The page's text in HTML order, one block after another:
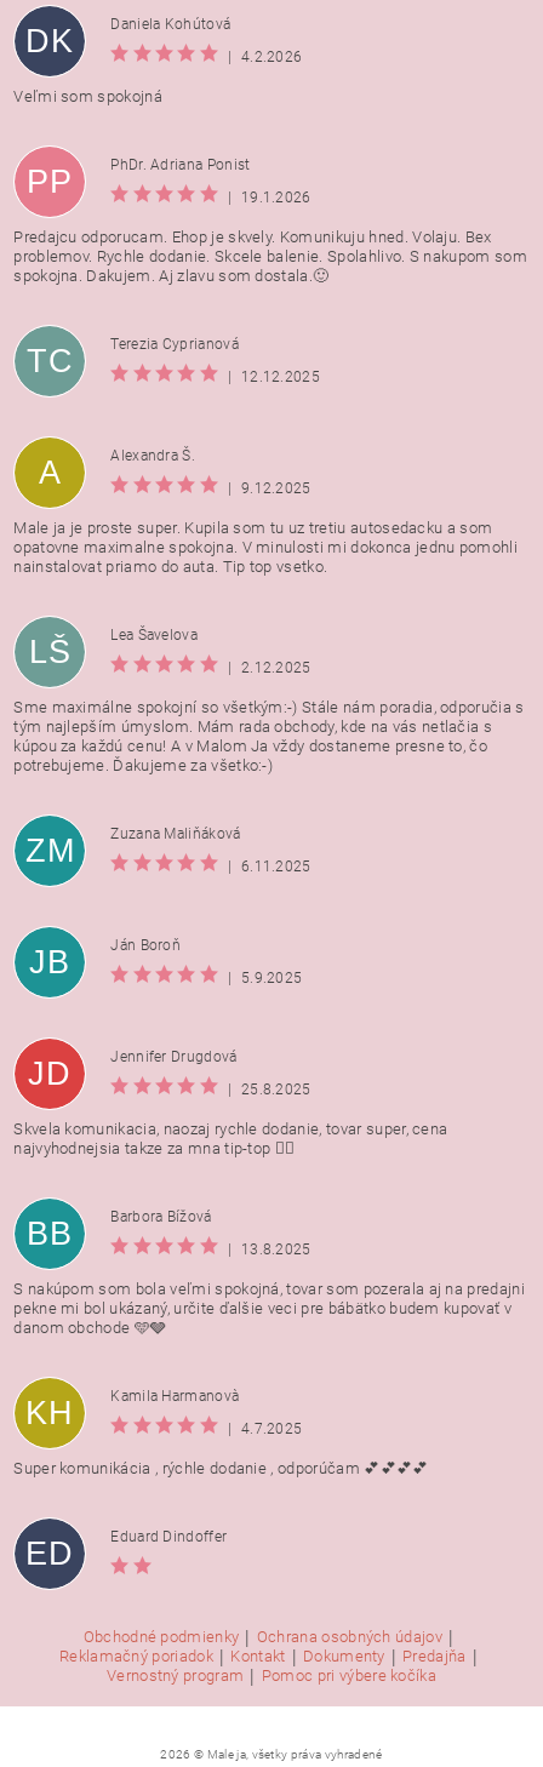
DK
Daniela Kohútová
|
4.2.2026
Veľmi som spokojná
PP
PhDr. Adriana Ponist
|
19.1.2026
Predajcu odporucam. Ehop je skvely. Komunikuju hned. Volaju. Bex
problemov. Rychle dodanie. Skcele balenie. Spolahlivo. S nakupom som
spokojna. Dakujem. Aj zlavu som dostala.🙂
TC
Terezia Cyprianová
|
12.12.2025
A
Alexandra Š.
|
9.12.2025
Male ja je proste super. Kupila som tu uz tretiu autosedacku a som
opatovne maximalne spokojna. V minulosti mi dokonca jednu pomohli
nainstalovat priamo do auta. Tip top vsetko.
LŠ
Lea Šavelova
|
2.12.2025
Sme maximálne spokojní so všetkým:-) Stále nám poradia, odporučia s
tým najlepším úmyslom. Mám rada obchody, kde na vás netlačia s
kúpou za každú cenu! A v Malom Ja vždy dostaneme presne to, čo
potrebujeme. Ďakujeme za všetko:-)
ZM
Zuzana Maliňáková
|
6.11.2025
JB
Ján Boroň
|
5.9.2025
JD
Jennifer Drugdová
|
25.8.2025
Skvela komunikacia, naozaj rychle dodanie, tovar super, cena
najvyhodnejsia takze za mna tip-top 👍🏻
BB
Barbora Bížová
|
13.8.2025
S nakúpom som bola veľmi spokojná, tovar som pozerala aj na predajni
pekne mi bol ukázaný, určite ďalšie veci pre bábätko budem kupovať v
danom obchode 🩵🩶
KH
Kamila Harmanovà
|
4.7.2025
Super komunikácia , rýchle dodanie , odporúčam 💕💕💕💕
ED Eduard Dindoffer
Obchodné podmienky | Ochrana osobných údajov |
Reklamačný poriadok | Kontakt | Dokumenty | Predajňa |
Vernostný program | Pomoc pri výbere kočíka
2026 © Male ja, všetky práva vyhradené